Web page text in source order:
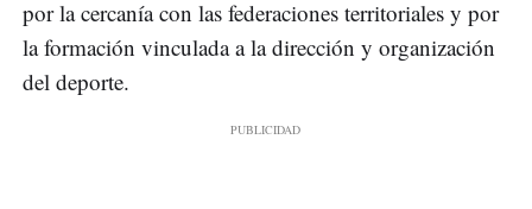
por la cercanía con las federaciones territoriales y por
la formación vinculada a la dirección y organización
del deporte.